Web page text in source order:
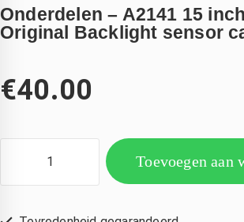
Onderdelen – A2141 15
Original Backlight sensor
€40.00
Toevoegen aan